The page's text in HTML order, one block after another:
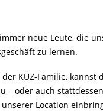
neue Leute, die
zu lernen.
KUZ-Familie, kannst
– oder auch
Location